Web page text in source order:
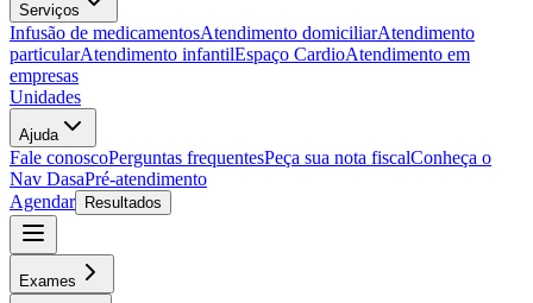
Serviços
Infusão de medicamentosAtendimento domiciliarAtendimento
particularAtendimento infantilEspaço CardioAtendimento em
empresas
Unidades
Ajuda
Fale conoscoPerguntas frequentesPeça sua nota fiscalConheça o
Nav DasaPré-atendimento
Agendar
Resultados
Exames